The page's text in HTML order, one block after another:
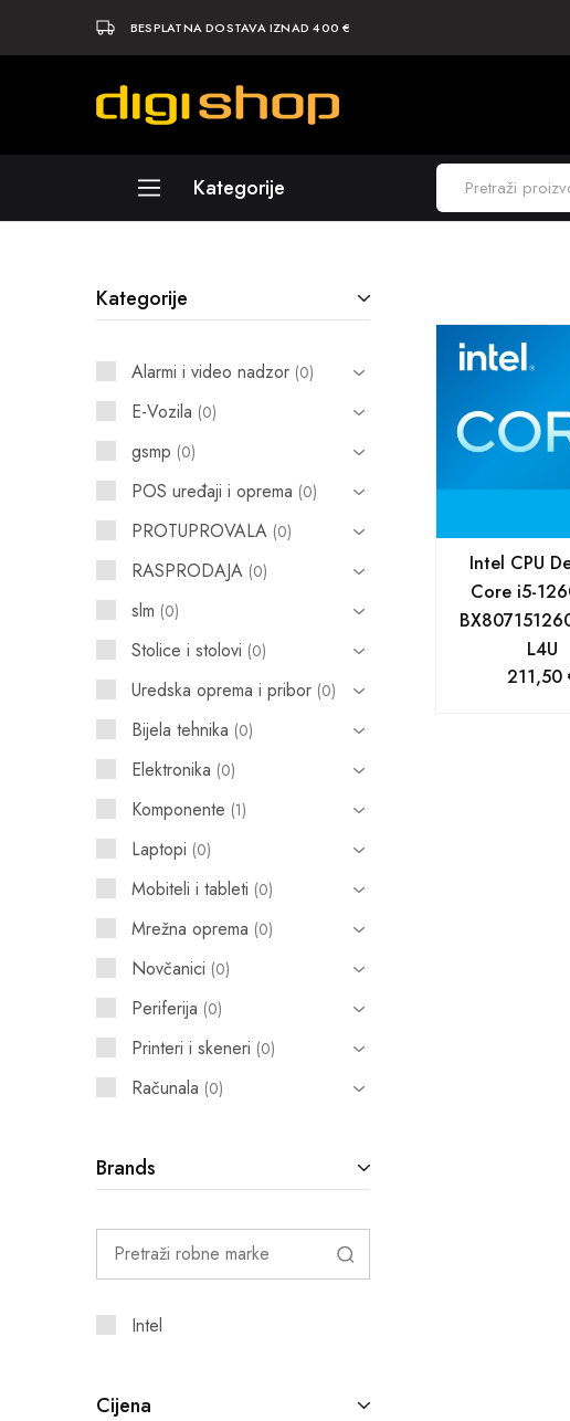
BESPLATNA DOSTAVA IZNAD 400 €
Digishop
Vaša
Kategorije
Računala
Periferija
Mobiteli i tableti
POS uređaji i operma
Mrežna oprema
Stolice i stolovi
Novčanici
Intel CPU
Core i5-
L4U
211,50
Kategorije
Alarmi i video nadzor 0
E-Vozila 0
gsmp 0
POS uređaji i oprema 0
PROTUPROVALA 0
RASPRODAJA 0
slm 0
Stolice i stolovi 0
Uredska oprema i pribor 0
Bijela tehnika 0
Elektronika 0
Komponente 1
Laptopi 0
Mobiteli i tableti 0
Mrežna oprema 0
Novčanici 0
Periferija 0
Printeri i skeneri 0
Računala 0
Brands
Intel
Cijena